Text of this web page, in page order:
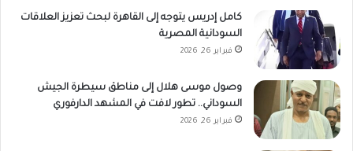
كامل إدريس يتوجه إلى القاهرة لبحث تعزيز العلاقات
السودانية المصرية
فبراير 26, 2026
وصول موسى هلال إلى مناطق سيطرة الجيش
السوداني.. تطور لافت في المشهد الدارفوري
فبراير 26, 2026